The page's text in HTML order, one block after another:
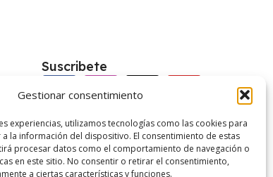
Gestionar consentimiento
experiencias, utilizamos tecnologías como las cookies para
la información del dispositivo. El consentimiento de estas
procesar datos como el comportamiento de navegación o
en este sitio. No consentir o retirar el consentimiento,
a ciertas características y funciones.
Suscribete